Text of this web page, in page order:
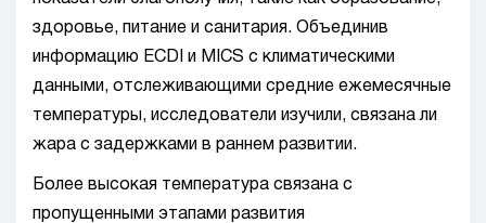
здоровье, питание и санитария. Объединив
информацию ECDI и MICS с климатическими
данными, отслеживающими средние ежемесячные
температуры, исследователи изучили, связана ли
жара с задержками в раннем развитии.
Более высокая температура связана с
пропущенными этапами развития